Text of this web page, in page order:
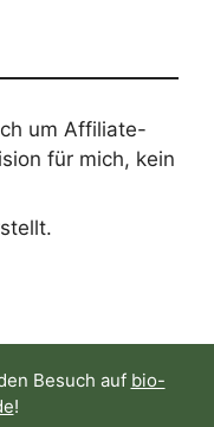
um Affiliate-
für mich, kein
Besuch auf bio-
!